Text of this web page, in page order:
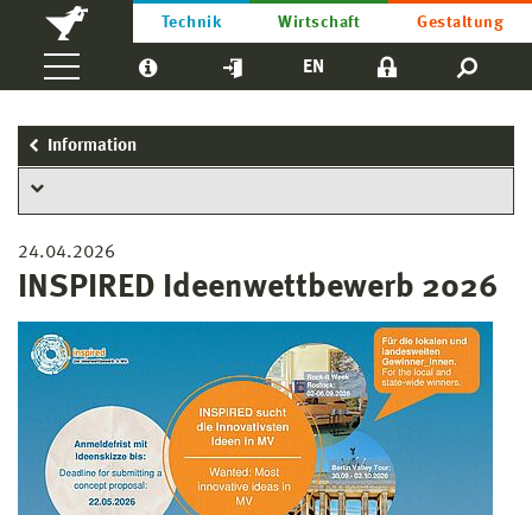
Technik Wirtschaft Gestaltung
EN
Information
24.04.2026
INSPIRED Ideenwettbewerb 2026